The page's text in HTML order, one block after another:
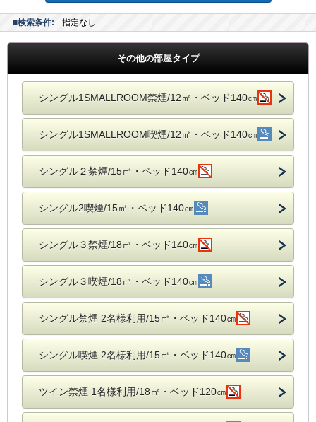
■検索条件: 指定なし
その他の部屋タイプ
シングル1SMALLROOM禁煙/12㎡・ベッド140㎝
シングル1SMALLROOM喫煙/12㎡・ベッド140㎝
シングル２禁煙/15㎡・ベッド140㎝
シングル2喫煙/15㎡・ベッド140㎝
シングル３禁煙/18㎡・ベッド140㎝
シングル３喫煙/18㎡・ベッド140㎝
シングル禁煙 2名様利用/15㎡・ベッド140㎝
シングル喫煙 2名様利用/15㎡・ベッド140㎝
ツイン禁煙 1名様利用/18㎡・ベッド120㎝